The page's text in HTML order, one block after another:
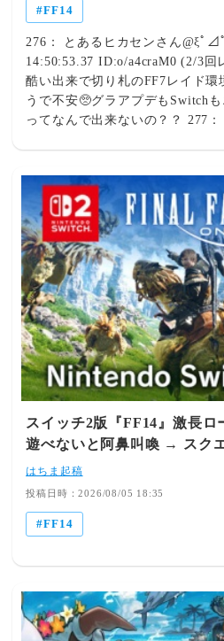
なる最適化を目指してるみたい
ンさん@ξﾟ⊿ﾟ)ξ： 2026/08/05(
ID:znJj7lXy0 (2/4回レス) [sage]
するかわからんけど本当に出来
じゃ無いか？ 330： とあるヒカ
2026/08/05(水) 15:35:09.99
今回は最適化のミスだぞ 336：
⊿ﾟ)ξ： 2026/08/05(水)
ス) [sage] [-] ▽嘘か誠か狂言か
るぞ 344： とあるヒカセンさん
2026/08/05(水) 15:45:58.44
[-] ▽まあここで言い合っても予
最適化ミス、直らなければ性能
とあるヒカセンさん@ξﾟ⊿ﾟ)ξ：
15:46:30.37 ID:znJj7lXy0 (4/4回
せやな 204： とあるヒカセンさ
2026/08/05(水) 13:55:51.64
[sage] [-] ▽Switch自体は現代基
スペなんだけどそれはそれとし
@ξﾟ⊿ﾟ)ξ： 2026/08/05(水)
(10/14回レス) [] [-] ▽Switch2で
て言ってたフレがロード時間気に
にプレー（=空き時間の有効活用
[-] ▽せっかくのSwitchガールが
早く治せ😡 引用
FF14
276： とあるヒカセンさん@ξﾟ⊿
14:50:53.37 ID:o/a4craM0 (2/3
酷い出来で切り札のFF7レイド環
うで不安🥺グラアプデもSwitch
ってなんで出来ないの？？ 277
が🥴 284： とあるヒカセンさん
2026/08/05(水) 15:05:59.05
[-] ▽>>277監獄すべてが貴様の
ろ 278： とあるヒカセンさん@ξ
14:54:44.50 ID:aj3sN+Vv0 (3/4
Switch× 279： とあるヒカセン
2026/08/05(水) 14:58:49.35
[] [-] ▽Switch2です時間切れまで
ですか？ 286： とあるヒカセン
2026/08/05(水) 15:07:50.70
[sage] [-] ▽エボは間違いなく無
IDレベルはとりあえずクリア出
モットになれって事やぞ🥺 290
⊿ﾟ)ξ： 2026/08/05(水)
レス) [] [-] ▽>>286無茶苦茶な期
ったもんじゃないから最初はガ
てくるやろなって😎 333： とあ
⊿ﾟ)ξ： 2026/08/05(水)
レス) [] [-] ▽公開テストにして
🤮 337： とあるヒカセンさん
まスイッチ２ユーザーによるテ
～9.5にかけてテストをするんだ
スイッチ2版『FF14』激長ロ
遊べないと阿鼻叫喚 → スク
はちま起稿
投稿日時：2026/08/05 18:35
FF14